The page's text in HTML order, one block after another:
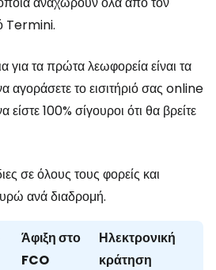
Termini.
για τα πρώτα λεωφορεία είναι τα
αγοράσετε το εισιτήριό σας online
100% σίγουροι ότι θα βρείτε
σε όλους τους φορείς και
ανά διαδρομή.
Άφιξη στο
FCO
Ηλεκτρονική
κράτηση